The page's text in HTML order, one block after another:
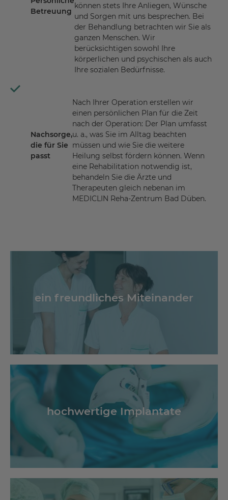
Betreuung
können stets Ihre Anliegen, Wünsche
und Sorgen mit uns besprechen. Bei
der Behandlung betrachten wir Sie als
ganzen Menschen. Wir
berücksichtigen sowohl Ihre
körperlichen und psychischen als auch
Ihre sozialen Bedürfnisse.
Nachsorge,
die für Sie
passt
Nach Ihrer Operation erstellen wir
einen persönlichen Plan für die Zeit
nach der Operation: Der Plan umfasst
u. a., was Sie im Alltag beachten
müssen und wie Sie die weitere
Heilung selbst fördern können. Wenn
eine Rehabilitation notwendig ist,
behandeln Sie die Ärzte und
Therapeuten gleich nebenan im
MEDICLIN Reha-Zentrum Bad Düben.
ein freundliches Miteinander
hochwertige Implantate